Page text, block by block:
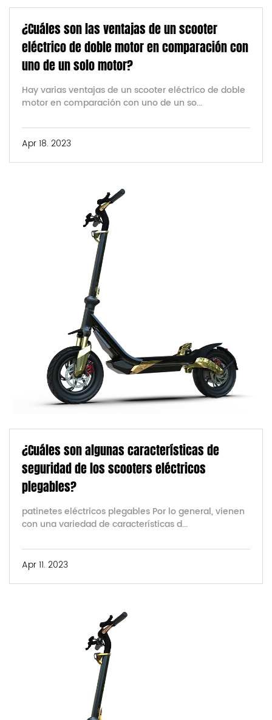
¿Cuáles son las ventajas de un scooter
eléctrico de doble motor en comparación con
uno de un solo motor?
Hay varias ventajas de un scooter eléctrico de doble
motor en comparación con uno de un so...
Apr 18. 2023
¿Cuáles son algunas características de
seguridad de los scooters eléctricos
plegables?
patinetes eléctricos plegables Por lo general, vienen
con una variedad de características d...
Apr 11. 2023